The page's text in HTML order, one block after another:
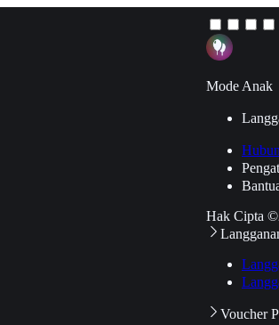
Mode Anak
Hak Cipta
Voucher